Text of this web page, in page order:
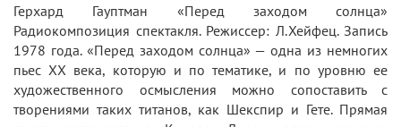
Герхард Гауптман «Перед заходом солнца»
Радиокомпозиция спектакля. Режиссер: Л.Хейфец. Запись
1978 года. «Перед заходом солнца» — одна из немногих
пьес XX века, которую и по тематике, и по уровню ее
художественного осмысления можно сопоставить с
творениями таких титанов, как Шекспир и Гете. Прямая